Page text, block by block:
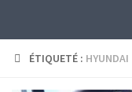
ÉTIQUETÉ : HYUNDAI